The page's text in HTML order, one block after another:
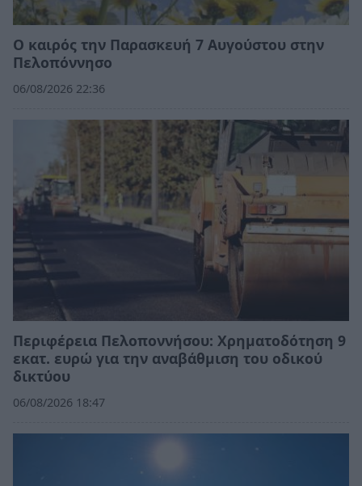
Ο καιρός την Παρασκευή 7 Αυγούστου στην
Πελοπόννησο
06/08/2026 22:36
Περιφέρεια Πελοποννήσου: Χρηματοδότηση 9
εκατ. ευρώ για την αναβάθμιση του οδικού
δικτύου
06/08/2026 18:47